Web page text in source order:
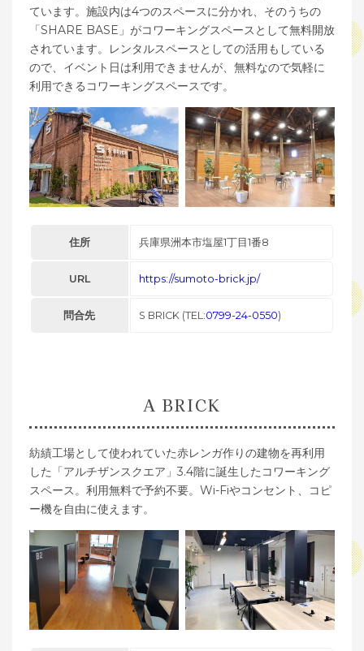
ています。施設内は4つのスペースに分かれ、そのうちの
「SHARE BASE」がコワーキングスペースとして無料開放
されています。レンタルスペースとしての活用もしている
ので、イベント日は利用できませんが、無料なので気軽に
利用できるコワーキングスペースです。
住所 兵庫県洲本市塩屋1丁目1番8
URL https://sumoto-brick.jp/
問合先 S BRICK (TEL:0799-24-0550)
A BRICK
紡績工場として使われていた赤レンガ作りの建物を再利用
した「アルチザンスクエア」3.4階に誕生したコワーキング
スペース。利用無料で予約不要。Wi-Fiやコンセント、コピ
ー機を自由に使えます。